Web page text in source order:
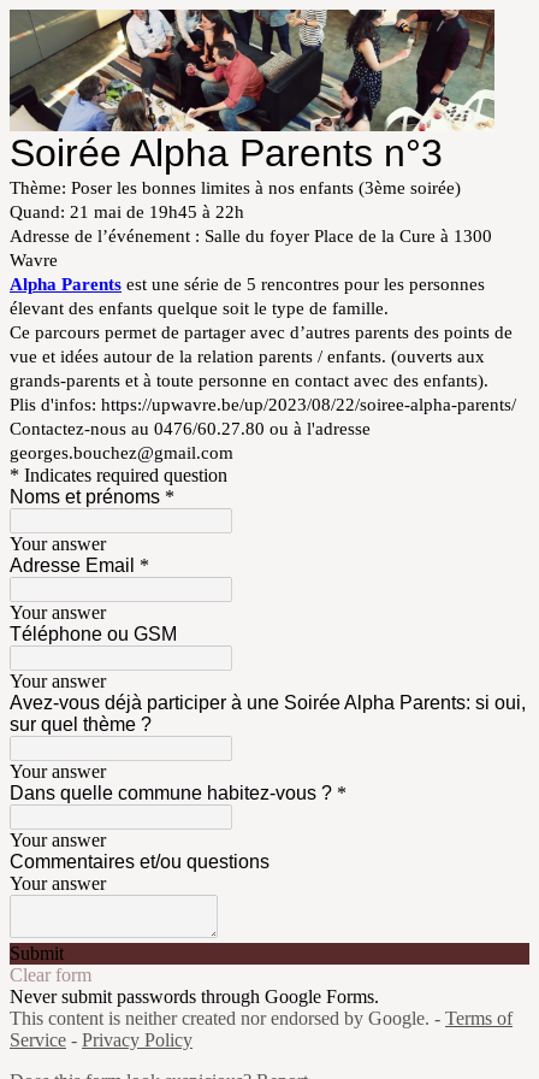
Soirée Alpha Parents n°3
Thème: Poser les bonnes limites à nos enfants (3ème soirée)
Quand: 21 mai de 19h45 à 22h
Adresse de l’événement : Salle du foyer Place de la Cure à 1300
Wavre
Alpha Parents est une série de 5 rencontres pour les personnes
élevant des enfants quelque soit le type de famille.
Ce parcours permet de partager avec d’autres parents des points de
vue et idées autour de la relation parents / enfants. (ouverts aux
grands-parents et à toute personne en contact avec des enfants).
Plis d'infos: https://upwavre.be/up/2023/08/22/soiree-alpha-parents/
Contactez-nous au 0476/60.27.80 ou à l'adresse
georges.bouchez@gmail.com
* Indicates required question
Noms et prénoms *
Your answer
Adresse Email *
Your answer
Téléphone ou GSM
Your answer
Avez-vous déjà participer à une Soirée Alpha Parents: si oui,
sur quel thème ?
Your answer
Dans quelle commune habitez-vous ? *
Your answer
Commentaires et/ou questions
Your answer
Submit
Clear form
Never submit passwords through Google Forms.
This content is neither created nor endorsed by Google. - Terms of
Service - Privacy Policy